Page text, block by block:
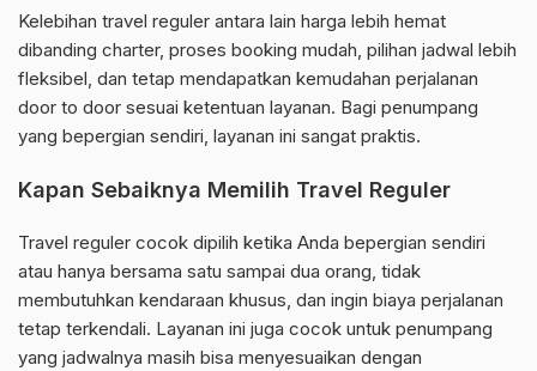
Kelebihan travel reguler antara lain harga lebih hemat
dibanding charter, proses booking mudah, pilihan jadwal lebih
fleksibel, dan tetap mendapatkan kemudahan perjalanan
door to door sesuai ketentuan layanan. Bagi penumpang
yang bepergian sendiri, layanan ini sangat praktis.
Kapan Sebaiknya Memilih Travel Reguler
Travel reguler cocok dipilih ketika Anda bepergian sendiri
atau hanya bersama satu sampai dua orang, tidak
membutuhkan kendaraan khusus, dan ingin biaya perjalanan
tetap terkendali. Layanan ini juga cocok untuk penumpang
yang jadwalnya masih bisa menyesuaikan dengan